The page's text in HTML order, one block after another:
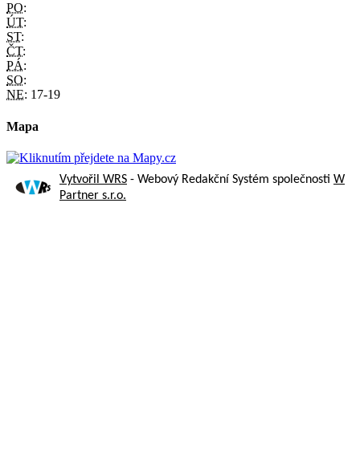
PO:
ÚT:
ST:
ČT:
PÁ:
SO:
NE: 17-19
Mapa
Vytvořil WRS - Webový Redakční Systém společnosti W
Partner s.r.o.